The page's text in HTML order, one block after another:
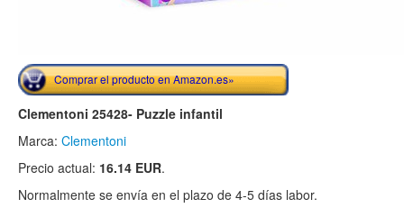
Comprar el producto en Amazon.es»
Clementoni 25428- Puzzle infantil
Marca: Clementoni
Precio actual: 16.14 EUR.
Normalmente se envía en el plazo de 4-5 días labor.